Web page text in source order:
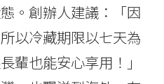
。創辦人建議：「因
以冷藏期限以七天為
輩也能安心享用！」